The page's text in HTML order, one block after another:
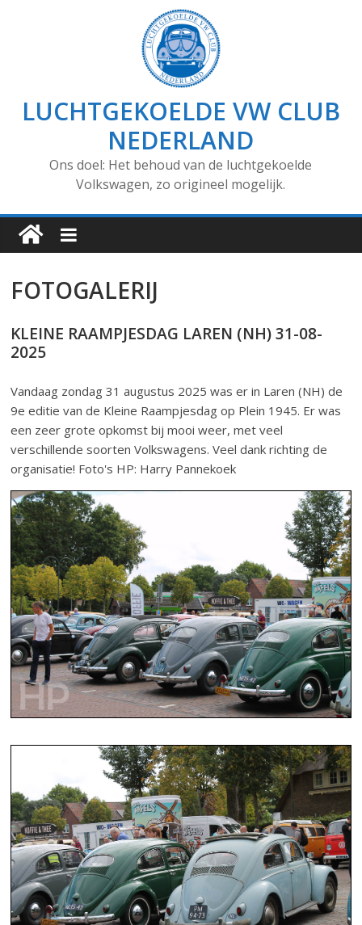
LUCHTGEKOELDE VW CLUB
NEDERLAND
Ons doel: Het behoud van de luchtgekoelde
Volkswagen, zo origineel mogelijk.
FOTOGALERIJ
KLEINE RAAMPJESDAG LAREN (NH) 31-08-
2025
Vandaag zondag 31 augustus 2025 was er in Laren (NH) de
9e editie van de Kleine Raampjesdag op Plein 1945. Er was
een zeer grote opkomst bij mooi weer, met veel
verschillende soorten Volkswagens. Veel dank richting de
organisatie! Foto's HP: Harry Pannekoek